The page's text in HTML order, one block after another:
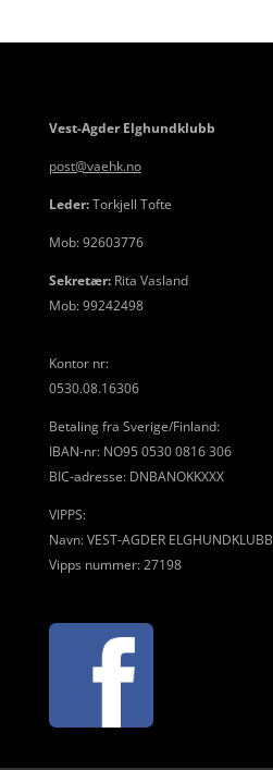
Vest-Agder Elghundklubb
post@vaehk.no
Leder:Torkjell Tofte
Mob: 92603776
Sekretær:Rita Vasland
Mob: 99242498
Kontor nr:
0530.08.16306
Betaling fra Sverige/Finland:
IBAN-nr: NO95 0530 0816 306
BIC-adresse: DNBANOKKXXX
VIPPS:
Navn: VEST-AGDER ELGHUNDKLUBB
Vipps nummer: 27198